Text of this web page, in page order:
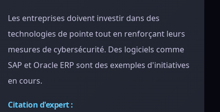
Les entreprises doivent investir dans des
technologies de pointe tout en renforçant leurs
mesures de cybersécurité. Des logiciels comme
SAP et Oracle ERP sont des exemples d'initiatives
en cours.
Citation d'expert :